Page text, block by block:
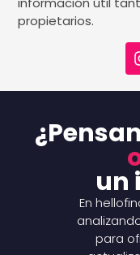
propietarios.
un
En
para